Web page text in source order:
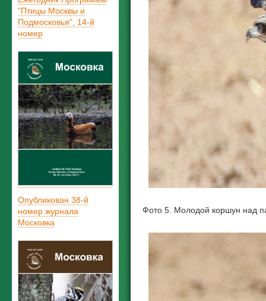
"Птицы Москвы и
Подмосковья", 14-й
номер
Опубликован 38-й
номер журнала
Московка
Фото 5. Молодой коршун над